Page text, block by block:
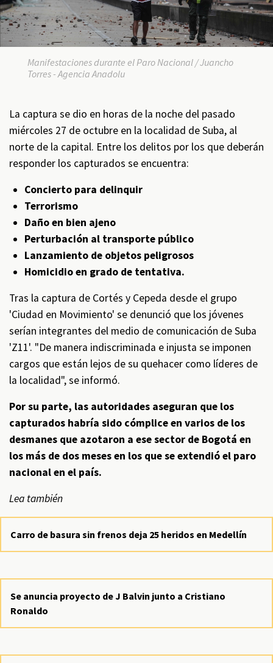
Manifestaciones durante el Paro Nacional / Juancho
Torres - Agencia Anadolu
La captura se dio en horas de la noche del pasado
miércoles 27 de octubre en la localidad de Suba, al
norte de la capital. Entre los delitos por los que deberán
responder los capturados se encuentra:
Concierto para delinquir
Terrorismo
Daño en bien ajeno
Perturbación al transporte público
Lanzamiento de objetos peligrosos
Homicidio en grado de tentativa.
Tras la captura de Cortés y Cepeda desde el grupo
'Ciudad en Movimiento' se denunció que los jóvenes
serían integrantes del medio de comunicación de Suba
'Z11'. "De manera indiscriminada e injusta se imponen
cargos que están lejos de su quehacer como líderes de
la localidad", se informó.
Por su parte, las autoridades aseguran que los
capturados habría sido cómplice en varios de los
desmanes que azotaron a ese sector de Bogotá en
los más de dos meses en los que se extendió el paro
nacional en el país.
Lea también
Carro de basura sin frenos deja 25 heridos en Medellín
Se anuncia proyecto de J Balvin junto a Cristiano
Ronaldo